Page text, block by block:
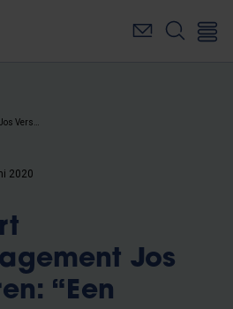
2020
Jos
“Een